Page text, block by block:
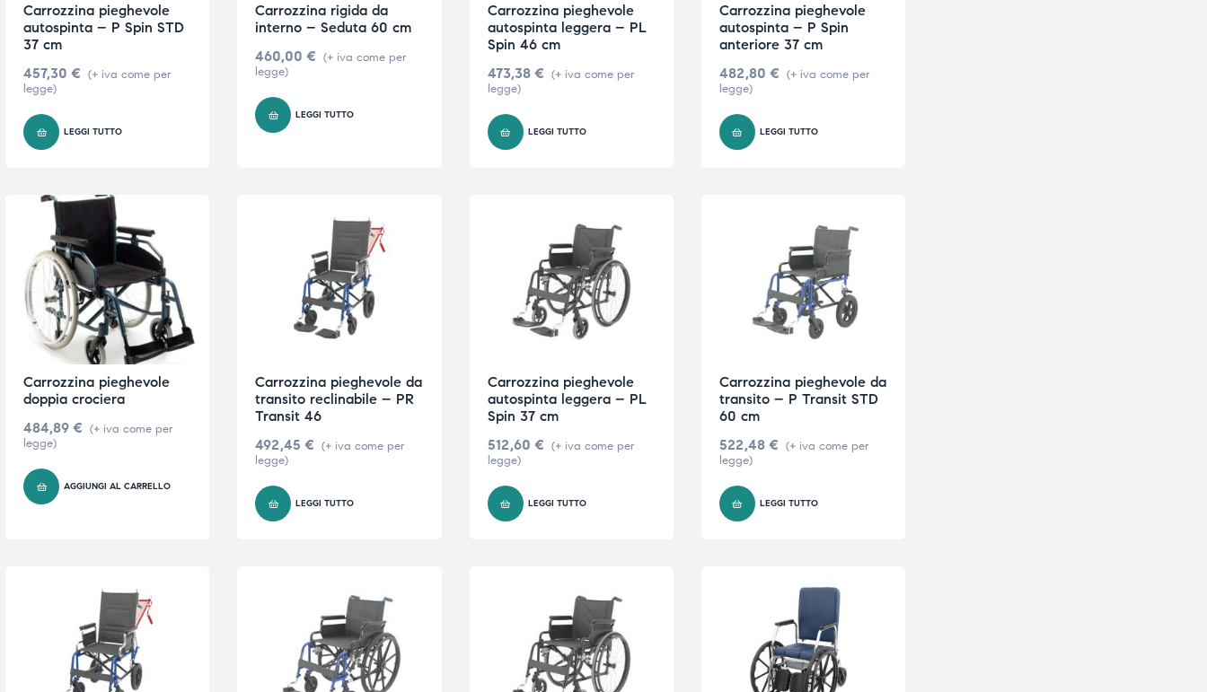
Carrozzina pieghevole
autospinta – P Spin STD
37 cm
457,30 € (+ iva come per
legge)
LEGGI TUTTO
Carrozzina rigida da
interno – Seduta 60 cm
460,00€ (+ iva come per
legge)
LEGGI TUTTO
Carrozzina pieghevole
autospinta leggera – PL
Spin 46 cm
473,38 € (+ iva come per
legge)
LEGGI TUTTO
Carrozzina pieghevole
autospinta – P Spin
anteriore 37 cm
482,80 € (+ iva come per
legge)
LEGGI TUTTO
Carrozzina pieghevole
doppia crociera
484,89 € (+ iva come per
legge)
AGGIUNGI AL CARRELLO
Carrozzina pieghevole da
transito reclinabile – PR
Transit 46
492,45€ (+ iva come per
legge)
LEGGI TUTTO
Carrozzina pieghevole
autospinta leggera – PL
Spin 37 cm
512,60 € (+ iva come per
legge)
LEGGI TUTTO
Carrozzina pieghevole da
transito – P Transit STD
60 cm
522,48 € (+ iva come per
legge)
LEGGI TUTTO